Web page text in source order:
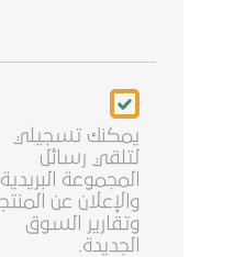
Newsletter
يمكنك تسجيلي
لتلقي رسائل
المجموعة
والإعلان عن
وتقارير السوق
الجديدة.